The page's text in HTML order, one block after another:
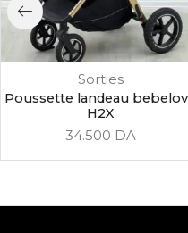
Sorties
Poussette landeau
H2X
34.500 DA